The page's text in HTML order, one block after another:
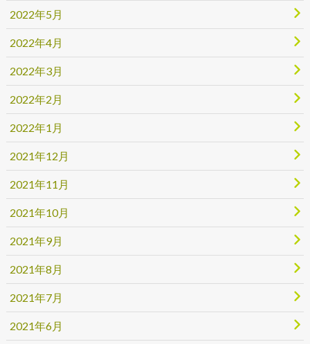
2022年5月
2022年4月
2022年3月
2022年2月
2022年1月
2021年12月
2021年11月
2021年10月
2021年9月
2021年8月
2021年7月
2021年6月